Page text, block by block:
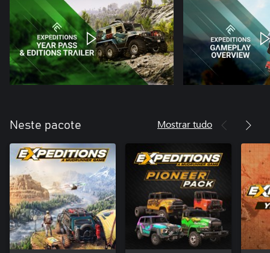
Neste pacote Mostrar tudo